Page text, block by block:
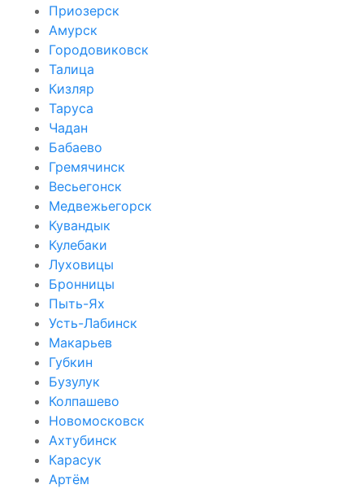
Приозерск
Амурск
Городовиковск
Талица
Кизляр
Таруса
Чадан
Бабаево
Гремячинск
Весьегонск
Медвежьегорск
Кувандык
Кулебаки
Луховицы
Бронницы
Пыть-Ях
Усть-Лабинск
Макарьев
Губкин
Бузулук
Колпашево
Новомосковск
Ахтубинск
Карасук
Артём